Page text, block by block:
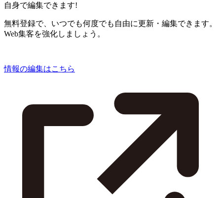
自身で編集できます!
無料登録で、いつでも何度でも自由に更新・編集できます。
Web集客を強化しましょう。
情報の編集はこちら